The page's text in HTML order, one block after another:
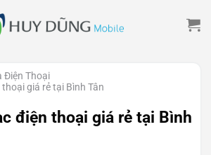
Điện Thoại
giá rẻ tại Bình Tân
điện thoại giá rẻ tại Bình